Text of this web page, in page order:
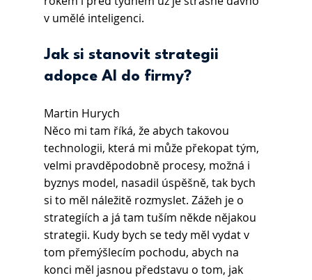
v umělé inteligenci.
Jak si stanovit strategii
adopce AI do firmy?
Martin Hurych
Něco mi tam říká, že abych takovou
technologii, která mi může překopat tým,
velmi pravděpodobně procesy, možná i
byznys model, nasadil úspěšně, tak bych
si to měl náležitě rozmyslet. Zážeh je o
strategiích a já tam tuším někde nějakou
strategii. Kudy bych se tedy měl vydat v
tom přemýšlecím pochodu, abych na
konci měl jasnou představu o tom, jak